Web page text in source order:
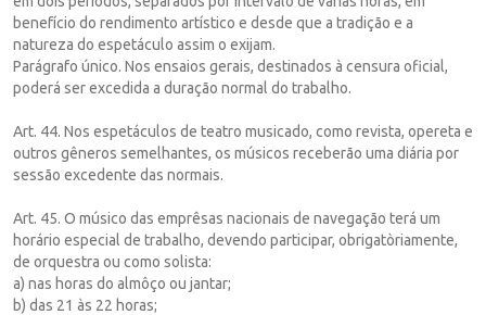
benefício do rendimento artístico e desde que a tradição e a
natureza do espetáculo assim o exijam.
Parágrafo único. Nos ensaios gerais, destinados à censura oficial,
poderá ser excedida a duração normal do trabalho.
Art. 44. Nos espetáculos de teatro musicado, como revista, opereta e
outros gêneros semelhantes, os músicos receberão uma diária por
sessão excedente das normais.
Art. 45. O músico das emprêsas nacionais de navegação terá um
horário especial de trabalho, devendo participar, obrigatòriamente,
de orquestra ou como solista:
a) nas horas do almôço ou jantar;
b) das 21 às 22 horas;